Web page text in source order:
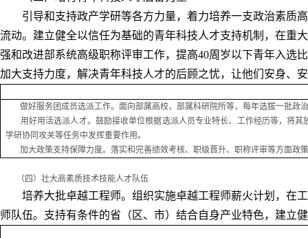
引导和支持政产学研等各方力量，着力培养一支政治素质
流动。建立健全以信任为基础的青年科技人才支持机制，在重
强和改进部系统高级职称评审工作，提高40周岁以下青年入选
加大支持力度，解决青年科技人才的后顾之忧，让他们安身、
做好服务团成员选派工作。面向部属高校，部属科研院所等，每年选拔一批政
用好用活选派人才。鼓励接收单位根据选派人员专业特长、工作经历等，将其
学研协同攻关等任务中发挥重要作用。
加大政策支持保障力度。落实和完善绩效考核、职级晋升、职称评审等方面政
（四）壮大高素质技术技能人才队伍
培养大批卓越工程师。组织实施卓越工程师薪火计划，在
师队伍。支持有条件的省（区、市）结合自身产业特色，建立